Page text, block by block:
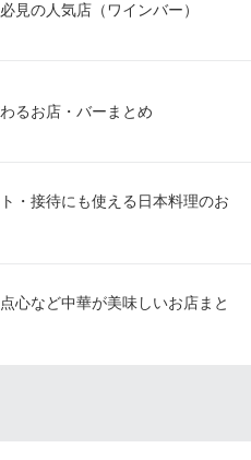
見の人気店（ワインバー）
るお店・バーまとめ
・接待にも使える日本料理のお
心など中華が美味しいお店まと